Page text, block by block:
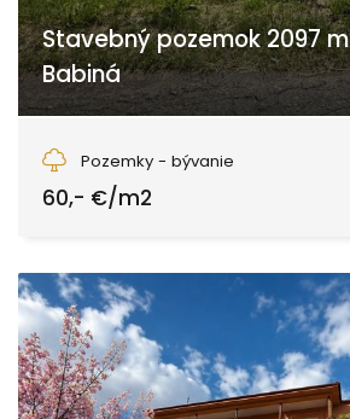
Stavebný pozemok 2097
Babiná
Pozemky - bývanie
60,- €/m2